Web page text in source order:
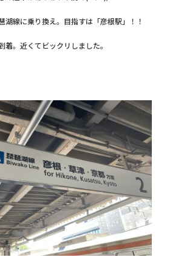
湖線に乗り換え。目指すは「彦根駅」！！
。近くてビックリしました。